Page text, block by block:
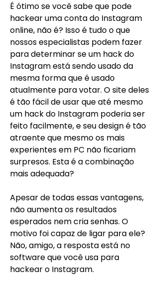
É ótimo se você sabe que pode
hackear uma conta do Instagram
online, não é? Isso é tudo o que
nossos especialistas podem fazer
para determinar se um hack do
Instagram está sendo usado da
mesma forma que é usado
atualmente para votar. O site deles
é tão fácil de usar que até mesmo
um hack do Instagram poderia ser
feito facilmente, e seu design é tão
atraente que mesmo os mais
experientes em PC não ficariam
surpresos. Esta é a combinação
mais adequada?
Apesar de todas essas vantagens,
não aumenta os resultados
esperados nem cria senhas. O
motivo foi capaz de ligar para ele?
Não, amigo, a resposta está no
software que você usa para
hackear o Instagram.